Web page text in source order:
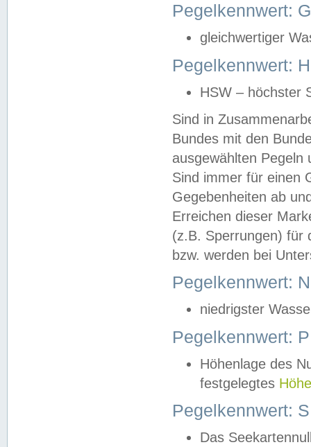
Pegelkennwert:
gleichwertiger
Pegelkennwert:
HSW – höchster
Sind in
Bundes mit den
ausgewählten
Sind immer für einen
Gegebenheiten ab
Erreichen dieser
(z.B. Sperrungen) für
bzw. werden bei
Pegelkennwert:
niedrigster
Pegelkennwert:
Höhenlage des
festgelegtes
Pegelkennwert:
Das